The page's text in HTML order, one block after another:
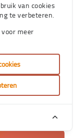
van cookies
te verbeteren.
voor meer